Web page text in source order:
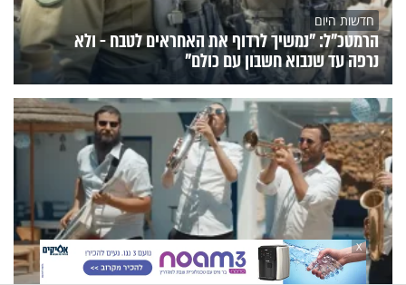
חדשות היום
הרמטכ"ל: "נמשיך לרדוף את האחראים לטבח - ולא
נרפה עד שנבוא חשבון עם כולם"
X